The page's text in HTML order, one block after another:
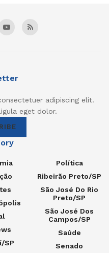
adipiscing elit.
eget dolor.
SP
Política
Ribeirão Preto/SP
São José Do Rio
Preto/SP
São José Dos
Campos/SP
Saúde
Senado